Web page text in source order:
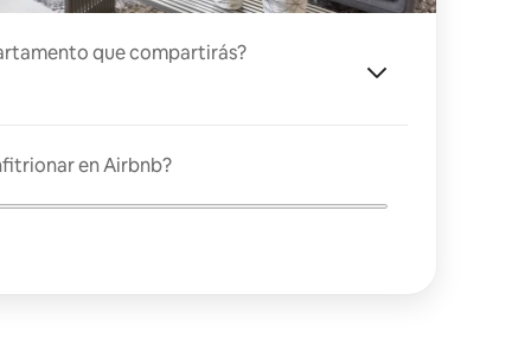
que compartirás?
en Airbnb?